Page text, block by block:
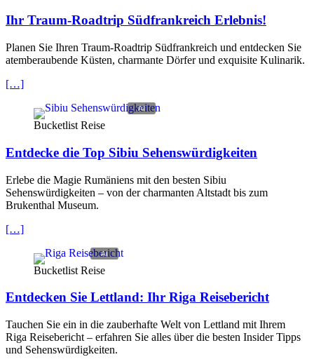
Ihr Traum-Roadtrip Südfrankreich Erlebnis!
Planen Sie Ihren Traum-Roadtrip Südfrankreich und entdecken Sie
atemberaubende Küsten, charmante Dörfer und exquisite Kulinarik.
[…]
Bucketlist Reise
Entdecke die Top Sibiu Sehenswürdigkeiten
Erlebe die Magie Rumäniens mit den besten Sibiu
Sehenswürdigkeiten – von der charmanten Altstadt bis zum
Brukenthal Museum.
[…]
Bucketlist Reise
Entdecken Sie Lettland: Ihr Riga Reisebericht
Tauchen Sie ein in die zauberhafte Welt von Lettland mit Ihrem
Riga Reisebericht – erfahren Sie alles über die besten Insider Tipps
und Sehenswürdigkeiten.